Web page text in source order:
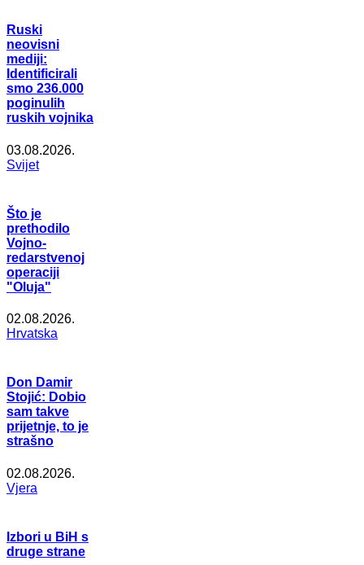
Ruski
neovisni
mediji:
Identificirali
smo 236.000
poginulih
ruskih vojnika
03.08.2026.
Svijet
Što je
prethodilo
Vojno-
redarstvenoj
operaciji
"Oluja"
02.08.2026.
Hrvatska
Don Damir
Stojić: Dobio
sam takve
prijetnje, to je
strašno
02.08.2026.
Vjera
Izbori u BiH s
druge strane